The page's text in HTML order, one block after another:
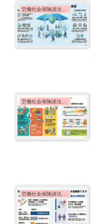
労働社会保険諸法令の基礎知識
労働社会保険諸法令の基礎知識
労働社会保険諸法令の基礎知識